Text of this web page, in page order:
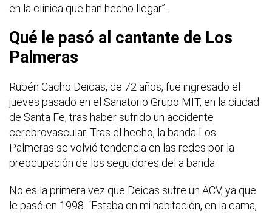
en la clínica que han hecho llegar”.
Qué le pasó al cantante de Los
Palmeras
Rubén Cacho Deicas, de 72 años, fue ingresado el
jueves pasado en el Sanatorio Grupo MIT, en la ciudad
de Santa Fe, tras haber sufrido un accidente
cerebrovascular. Tras el hecho, la banda Los
Palmeras se volvió tendencia en las redes por la
preocupación de los seguidores del a banda.
No es la primera vez que Deicas sufre un ACV, ya que
le pasó en 1998. “Estaba en mi habitación, en la cama,